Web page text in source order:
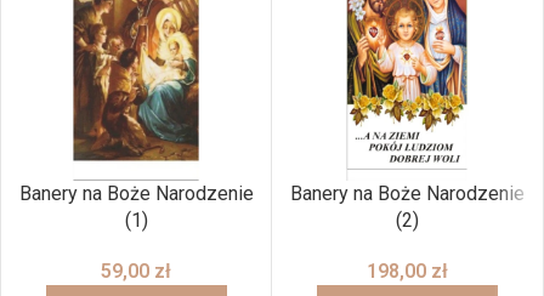
Banery na Boże Narodzenie
(1)
59,00 zł
Banery na Boże Narodzenie
(2)
198,00 zł